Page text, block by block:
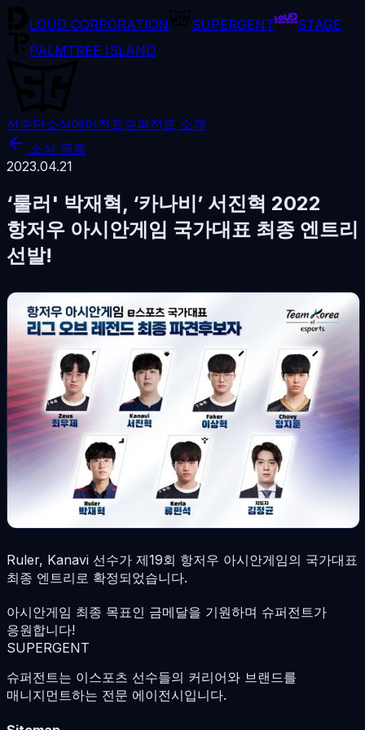
LOUD CORPORATION SUPERGENT
STAGE
PALMTREE ISLAND
선수단소식에이전트슈퍼전트 소개
소식 목록
2023.04.21
‘룰러' 박재혁, ‘카나비’ 서진혁 2022
항저우 아시안게임 국가대표 최종 엔트리
선발!
Ruler, Kanavi 선수가 제19회 항저우 아시안게임의 국가대표
최종 엔트리로 확정되었습니다.
아시안게임 최종 목표인 금메달을 기원하며 슈퍼전트가
응원합니다!
SUPERGENT
슈퍼전트는 이스포츠 선수들의 커리어와 브랜드를
매니지먼트하는 전문 에이전시입니다.